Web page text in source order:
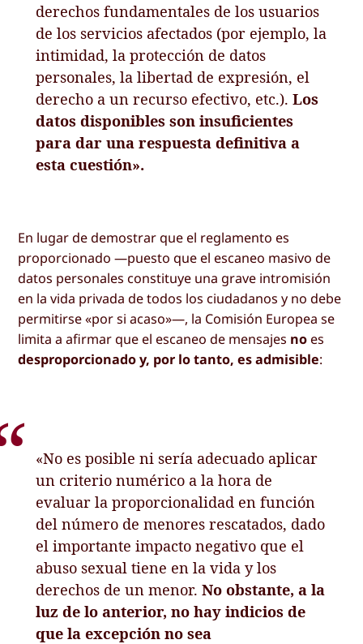
derechos fundamentales de los usuarios
de los servicios afectados (por ejemplo, la
intimidad, la protección de datos
personales, la libertad de expresión, el
derecho a un recurso efectivo, etc.).Los
datos disponibles son insuficientes
para dar una respuesta definitiva a
esta cuestión».
En lugar de demostrar que el reglamento es
proporcionado —puesto que el escaneo masivo de
datos personales constituye una grave intromisión
en la vida privada de todos los ciudadanos y no debe
permitirse «por si acaso»—, la Comisión Europea se
limita a afirmar que el escaneo de mensajes no es
desproporcionado y, por lo tanto, es admisible:
«No es posible ni sería adecuado aplicar
un criterio numérico a la hora de
evaluar la proporcionalidad en función
del número de menores rescatados, dado
el importante impacto negativo que el
abuso sexual tiene en la vida y los
derechos de un menor.No obstante, a la
luz de lo anterior, no hay indicios de
que la excepción no sea